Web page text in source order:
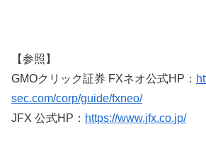
【参照】
GMOクリック証券 FXネオ公式HP：
sec.com/corp/guide/fxneo/
JFX 公式HP： https://www.jfx.co.jp/